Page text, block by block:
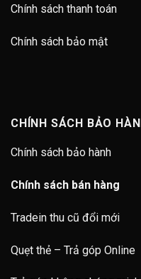
Chính sách thanh toán
Chính sách bảo mật
CHÍNH SÁCH BẢO
Chính sách bảo hành
Chính sách bán hàng
Tradein thu cũ đổi mới
Quẹt thẻ – Trả góp Online